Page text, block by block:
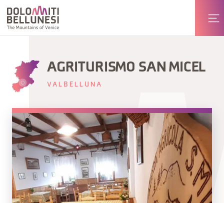
AGRITURISMO SAN MICEL
VALBELLUNA